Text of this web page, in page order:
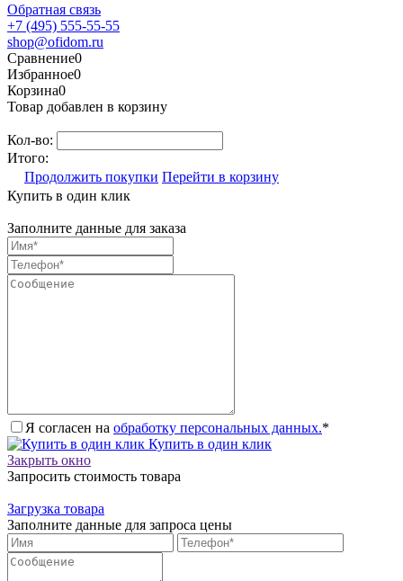
Обратная связь
+7 (495) 555-55-55
shop@ofidom.ru
Сравнение0
Избранное0
Корзина0
Товар добавлен в корзину
Кол-во:
Итого:
Продолжить покупки Перейти в корзину
Купить в один клик
Заполните данные для заказа
Я согласен на обработку персональных данных.*
Купить в один клик
Закрыть окно
Запросить стоимость товара
Загрузка товара
Заполните данные для запроса цены